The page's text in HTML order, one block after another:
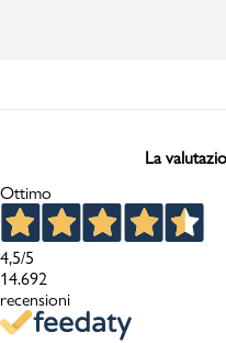
La
Ottimo
4,5/5
14.692
recensioni